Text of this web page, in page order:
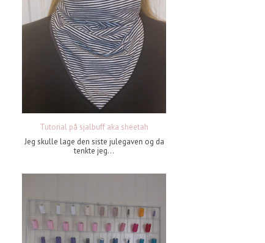
Tutorial på sjalbuff aka sheetah
Jeg skulle lage den siste julegaven og da
tenkte jeg...